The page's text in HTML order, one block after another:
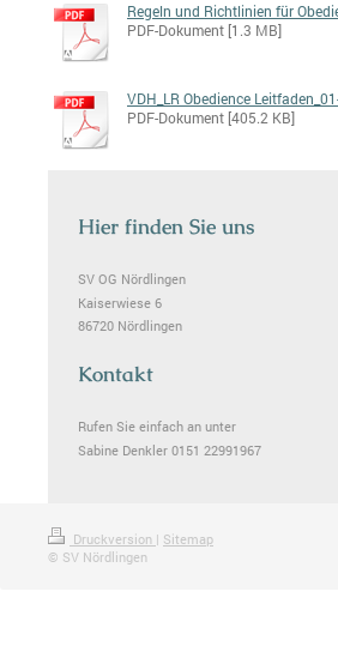
Regeln und Richtlinien für
PDF-Dokument [1.3 MB]
VDH_LR Obedience
PDF-Dokument [405.2 KB]
Hier finden Sie uns
SV OG Nördlingen
Kaiserwiese 6
86720 Nördlingen
Kontakt
Rufen Sie einfach an unter
Sabine Denkler 0151 22991967
Druckversion | Sitemap
© SV Nördlingen